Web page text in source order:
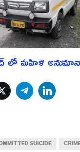
మహిళ
TwitterTelegram
SUICIDE